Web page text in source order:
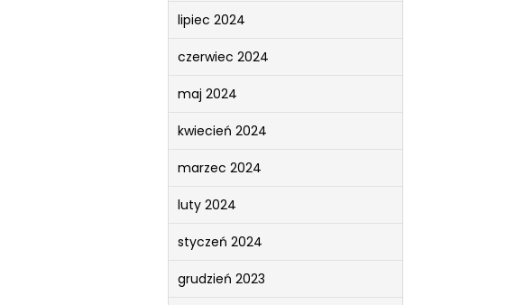
lipiec 2024
czerwiec 2024
maj 2024
kwiecień 2024
marzec 2024
luty 2024
styczeń 2024
grudzień 2023